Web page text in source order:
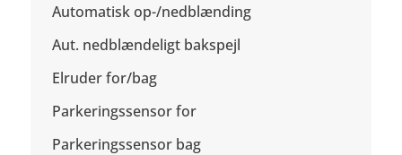
Automatisk op-/nedblænding
Aut. nedblændeligt bakspejl
Elruder for/bag
Parkeringssensor for
Parkeringssensor bag